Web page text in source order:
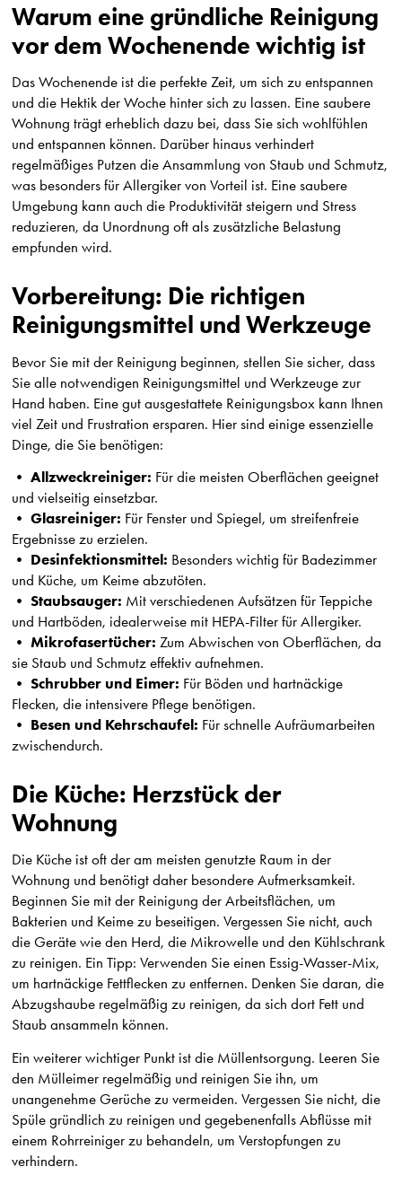
Warum eine gründliche Reinigung
vor dem Wochenende wichtig ist
Das Wochenende ist die perfekte Zeit, um sich zu entspannen
und die Hektik der Woche hinter sich zu lassen. Eine saubere
Wohnung trägt erheblich dazu bei, dass Sie sich wohlfühlen
und entspannen können. Darüber hinaus verhindert
regelmäßiges Putzen die Ansammlung von Staub und Schmutz,
was besonders für Allergiker von Vorteil ist. Eine saubere
Umgebung kann auch die Produktivität steigern und Stress
reduzieren, da Unordnung oft als zusätzliche Belastung
empfunden wird.
Vorbereitung: Die richtigen
Reinigungsmittel und Werkzeuge
Bevor Sie mit der Reinigung beginnen, stellen Sie sicher, dass
Sie alle notwendigen Reinigungsmittel und Werkzeuge zur
Hand haben. Eine gut ausgestattete Reinigungsbox kann Ihnen
viel Zeit und Frustration ersparen. Hier sind einige essenzielle
Dinge, die Sie benötigen:
•Allzweckreiniger: Für die meisten Oberflächen geeignet
und vielseitig einsetzbar.
•Glasreiniger: Für Fenster und Spiegel, um streifenfreie
Ergebnisse zu erzielen.
• Desinfektionsmittel: Besonders wichtig für Badezimmer
und Küche, um Keime abzutöten.
•Staubsauger: Mit verschiedenen Aufsätzen für Teppiche
und Hartböden, idealerweise mit HEPA-Filter für Allergiker.
•Mikrofasertücher: Zum Abwischen von Oberflächen, da
sie Staub und Schmutz effektiv aufnehmen.
•Schrubber und Eimer: Für Böden und hartnäckige
Flecken, die intensivere Pflege benötigen.
• Besen und Kehrschaufel: Für schnelle Aufräumarbeiten
zwischendurch.
Die Küche: Herzstück der
Wohnung
Die Küche ist oft der am meisten genutzte Raum in der
Wohnung und benötigt daher besondere Aufmerksamkeit.
Beginnen Sie mit der Reinigung der Arbeitsflächen, um
Bakterien und Keime zu beseitigen. Vergessen Sie nicht, auch
die Geräte wie den Herd, die Mikrowelle und den Kühlschrank
zu reinigen. Ein Tipp: Verwenden Sie einen Essig-Wasser-Mix,
um hartnäckige Fettflecken zu entfernen. Denken Sie daran, die
Abzugshaube regelmäßig zu reinigen, da sich dort Fett und
Staub ansammeln können.
Ein weiterer wichtiger Punkt ist die Müllentsorgung. Leeren Sie
den Mülleimer regelmäßig und reinigen Sie ihn, um
unangenehme Gerüche zu vermeiden. Vergessen Sie nicht, die
Spüle gründlich zu reinigen und gegebenenfalls Abflüsse mit
einem Rohrreiniger zu behandeln, um Verstopfungen zu
verhindern.